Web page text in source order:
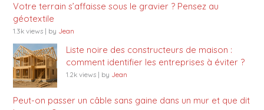
Votre terrain s’affaisse sous le gravier ? Pensez au
géotextile
1.3k views | by Jean
Liste noire des constructeurs de maison :
comment identifier les entreprises à éviter ?
1.2k views | by Jean
Peut-on passer un câble sans gaine dans un mur et que dit